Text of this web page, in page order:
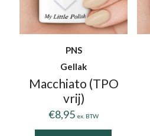
PNS
Gellak
Macchiato (TPO
vrij)
€8,95 ex. BTW